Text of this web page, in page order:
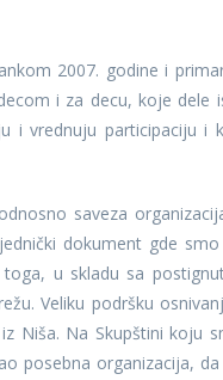
2007. godine i
i za decu, koje dele
i vrednuju participaciju i
saveza
dokument gde smo
u skladu sa
Veliku podršku
Niša. Na Skupštini koju
posebna organizacija,